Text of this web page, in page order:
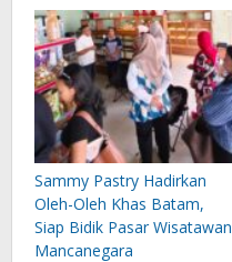
Sammy Pastry Hadirkan
Oleh-Oleh Khas Batam,
Siap Bidik Pasar Wisatawan
Mancanegara